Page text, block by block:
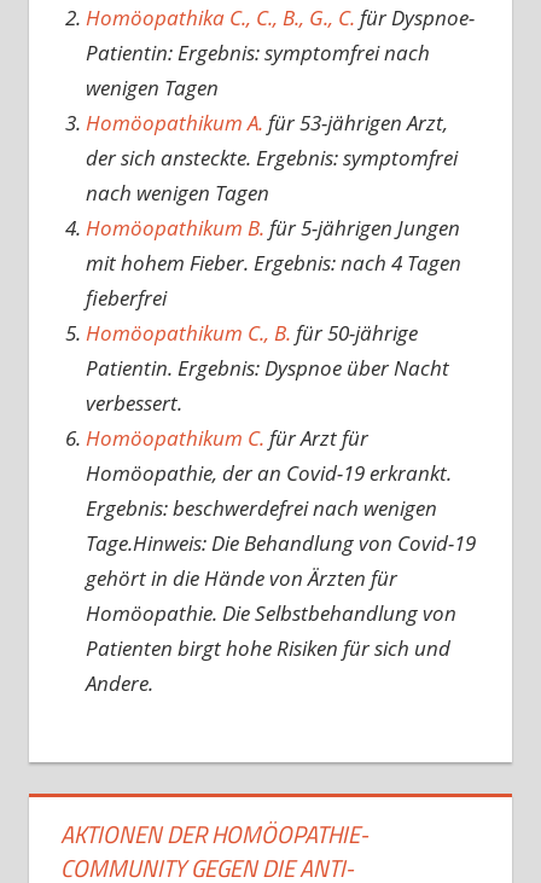
Homöopathika C., C., B., G., C. für Dyspnoe-
Patientin: Ergebnis: symptomfrei nach
wenigen Tagen
Homöopathikum A. für 53-jährigen Arzt,
der sich ansteckte. Ergebnis: symptomfrei
nach wenigen Tagen
Homöopathikum B. für 5-jährigen Jungen
mit hohem Fieber. Ergebnis: nach 4 Tagen
fieberfrei
Homöopathikum C., B. für 50-jährige
Patientin. Ergebnis: Dyspnoe über Nacht
verbessert.
Homöopathikum C. für Arzt für
Homöopathie, der an Covid-19 erkrankt.
Ergebnis: beschwerdefrei nach wenigen
Tage.Hinweis: Die Behandlung von Covid-19
gehört in die Hände von Ärzten für
Homöopathie. Die Selbstbehandlung von
Patienten birgt hohe Risiken für sich und
Andere.
AKTIONEN DER HOMÖOPATHIE-
COMMUNITY GEGEN DIE ANTI-